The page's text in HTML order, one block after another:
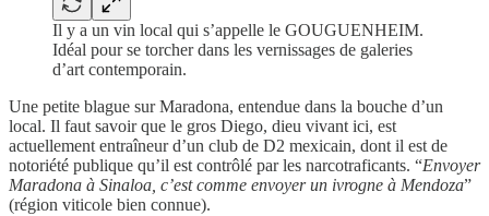
Il y a un vin local qui s’appelle le GOUGUENHEIM.
Idéal pour se torcher dans les vernissages de galeries
d’art contemporain.
Une petite blague sur Maradona, entendue dans la bouche d’un
local. Il faut savoir que le gros Diego, dieu vivant ici, est
actuellement entraîneur d’un club de D2 mexicain, dont il est de
notoriété publique qu’il est contrôlé par les narcotraficants. “Envoyer
Maradona à Sinaloa, c’est comme envoyer un ivrogne à Mendoza”
(région viticole bien connue).